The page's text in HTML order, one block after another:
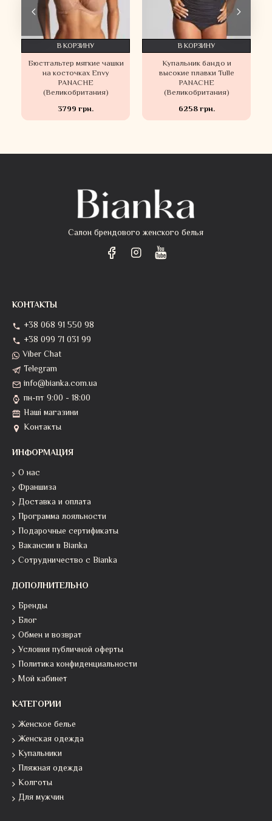
Бюстгальтер мягкие чашки
на косточках Envy
PANACHE
(Великобритания)
3799 грн.
В КОРЗИНУ
Купальник бандо и
высокие плавки Tulle
PANACHE
(Великобритания)
6258 грн.
В КОРЗИНУ
Салон брендового женского белья
КОНТАКТЫ
+38 068 91 550 98
+38 099 71 031 99
Viber Chat
Telegram
info@bianka.com.ua
пн-пт 9:00 - 18:00
Наші магазини
Контакты
ИНФОРМАЦИЯ
О нас
Франшиза
Доставка и оплата
Программа лояльности
Подарочные сертификаты
Вакансии в Bianka
Сотрудничество с Bianka
ДОПОЛНИТЕЛЬНО
Бренды
Блог
Обмен и возврат
Условия публичной оферты
Политика конфиденциальности
Мой кабинет
КАТЕГОРИИ
Женское белье
Женская одежда
Купальники
Пляжная одежда
Колготы
Для мужчин